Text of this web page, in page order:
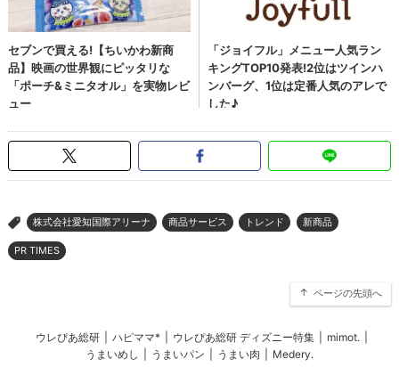
> 株式会社愛知国際アリーナ 商品サービス トレンド 新商品
PR TIMES
ページの先頭へ
ウレぴあ総研 ハピママ* ウレぴあ総研 ディズニー特集 mimot.
うまいめし
うまいパン うまい肉 Medery.